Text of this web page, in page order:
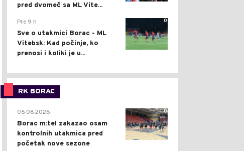
pred dvomeč sa ML Vite...
0
Pre 9 h
Sve o utakmici Borac - ML
Vitebsk: Kad počinje, ko
prenosi i koliki je u...
RK BORAC
0
05.08.2026.
Borac m:tel zakazao osam
kontrolnih utakmica pred
početak nove sezone